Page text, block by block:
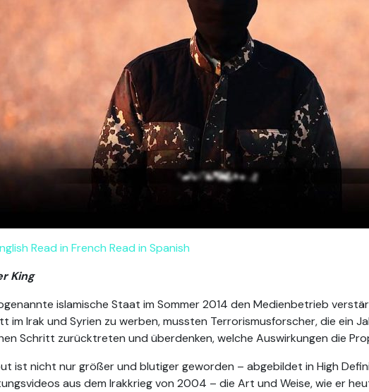
Read in French Read in Spanish
King
islamische Staat im Sommer 2014 den Medienbetrieb
im Irak und Syrien zu werben, mussten Terrorismusforscher, die ein
Schritt zurücktreten und überdenken, welche Auswirkungen die
ist nicht nur größer und blutiger geworden – abgebildet in High
aus dem Irakkrieg von 2004 – die Art und Weise, wie er